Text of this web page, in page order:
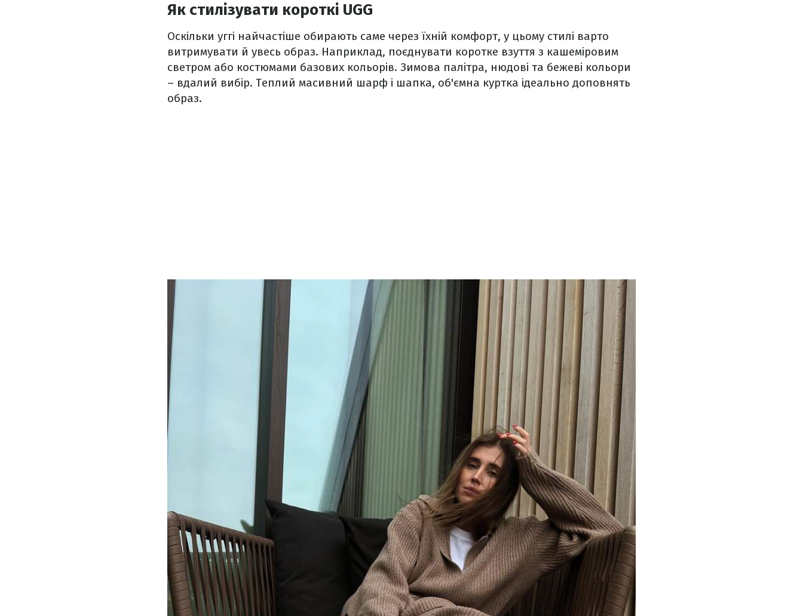
Як стилізувати короткі UGG
Оскільки уггі найчастіше обирають саме через їхній комфорт, у цьому стилі варто
витримувати й увесь образ. Наприклад, поєднувати коротке взуття з кашеміровим
светром або костюмами базових кольорів. Зимова палітра, нюдові та бежеві кольори
– вдалий вибір. Теплий масивний шарф і шапка, об'ємна куртка ідеально доповнять
образ.